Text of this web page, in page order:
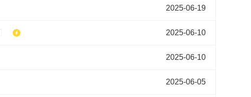
2025-06-19
2025-06-10
2025-06-10
2025-06-05